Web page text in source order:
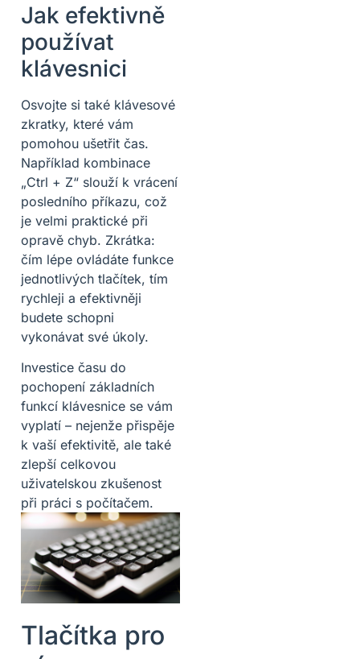
Jak efektivně
používat
klávesnici
Osvojte si také klávesové
zkratky, které vám
pomohou ušetřit čas.
Například kombinace
„Ctrl + Z“ slouží k vrácení
posledního příkazu, což
je velmi praktické při
opravě chyb. Zkrátka:
čím lépe ovládáte funkce
jednotlivých tlačítek, tím
rychleji a efektivněji
budete schopni
vykonávat své úkoly.
Investice času do
pochopení základních
funkcí klávesnice se vám
vyplatí – nejenže přispěje
k vaší efektivitě, ale také
zlepší celkovou
uživatelskou zkušenost
při práci s počítačem.
Tlačítka pro